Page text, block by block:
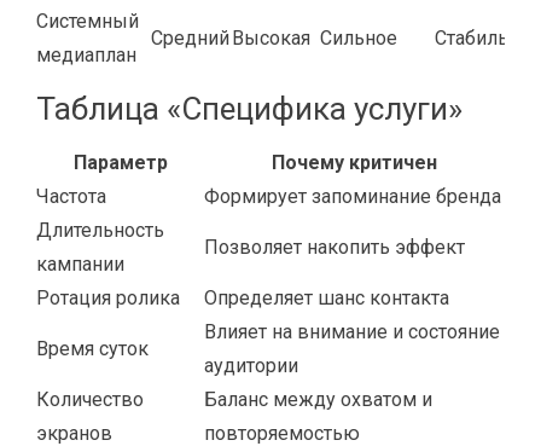
Системный
медиаплан
СреднийВысокая Сильное
Таблица «Специфика услуги»
Параметр
Почему критичен
Частота
Формирует запоминание бренда
Длительность
кампании
Позволяет накопить эффект
Ротация ролика Определяет шанс контакта
Время суток
Влияет на внимание и состояние
аудитории
Количество
экранов
Баланс между охватом и
повторяемостью